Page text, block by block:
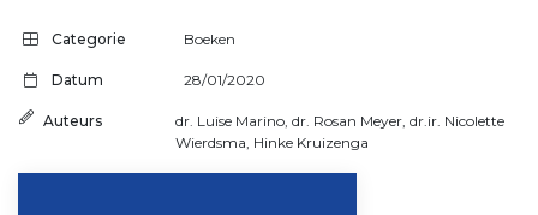
Categorie Boeken
Datum 28/01/2020
Auteurs dr. Luise Marino dr. Rosan Meyer dr.ir. Nicolette
Wierdsma Hinke Kruizenga